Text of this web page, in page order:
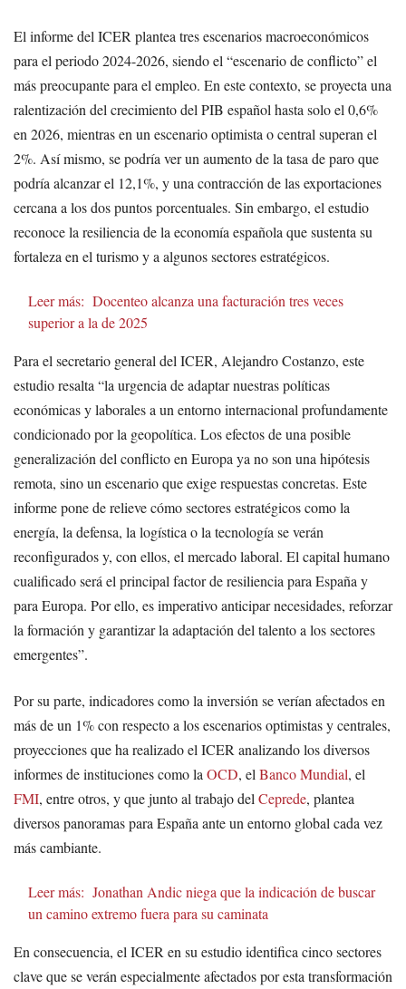
El informe del ICER plantea tres escenarios macroeconómicos
para el periodo 2024-2026, siendo el “escenario de conflicto” el
más preocupante para el empleo. En este contexto, se proyecta una
ralentización del crecimiento del PIB español hasta solo el 0,6%
en 2026, mientras en un escenario optimista o central superan el
2%. Así mismo, se podría ver un aumento de la tasa de paro que
podría alcanzar el 12,1%, y una contracción de las exportaciones
cercana a los dos puntos porcentuales. Sin embargo, el estudio
reconoce la resiliencia de la economía española que sustenta su
fortaleza en el turismo y a algunos sectores estratégicos.
Leer más: Docenteo alcanza una facturación tres veces
superior a la de 2025
Para el secretario general del ICER, Alejandro Costanzo, este
estudio resalta “la urgencia de adaptar nuestras políticas
económicas y laborales a un entorno internacional profundamente
condicionado por la geopolítica. Los efectos de una posible
generalización del conflicto en Europa ya no son una hipótesis
remota, sino un escenario que exige respuestas concretas. Este
informe pone de relieve cómo sectores estratégicos como la
energía, la defensa, la logística o la tecnología se verán
reconfigurados y, con ellos, el mercado laboral. El capital humano
cualificado será el principal factor de resiliencia para España y
para Europa. Por ello, es imperativo anticipar necesidades, reforzar
la formación y garantizar la adaptación del talento a los sectores
emergentes”.
Por su parte, indicadores como la inversión se verían afectados en
más de un 1% con respecto a los escenarios optimistas y centrales,
proyecciones que ha realizado el ICER analizando los diversos
informes de instituciones como la OCD, el Banco Mundial, el
FMI, entre otros, y que junto al trabajo del Ceprede, plantea
diversos panoramas para España ante un entorno global cada vez
más cambiante.
Leer más: Jonathan Andic niega que la indicación de buscar
un camino extremo fuera para su caminata
En consecuencia, el ICER en su estudio identifica cinco sectores
clave que se verán especialmente afectados por esta transformación